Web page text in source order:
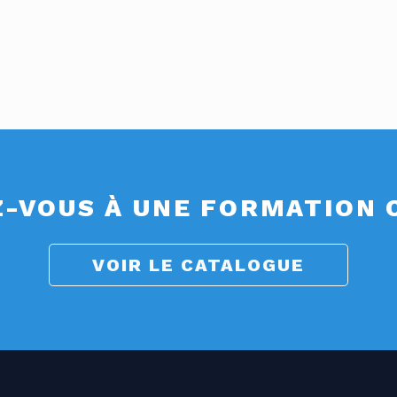
VOUS À UNE FORMATION
VOIR LE CATALOGUE